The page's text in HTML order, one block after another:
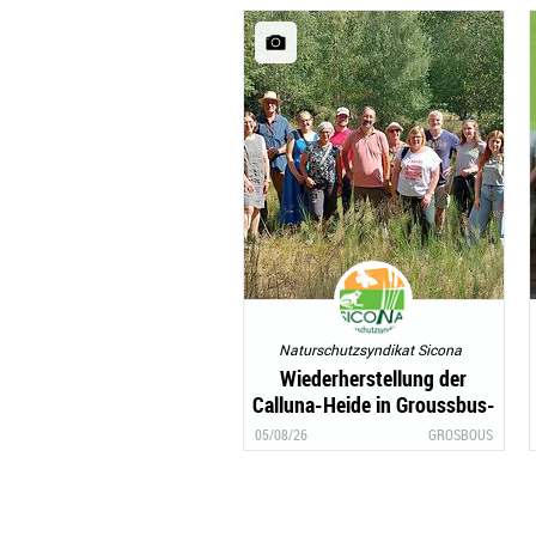
Naturschutzsyndikat Sicona
Wiederherstellung der
Calluna-Heide in Groussbus-
05/08/26 GROSBOUS